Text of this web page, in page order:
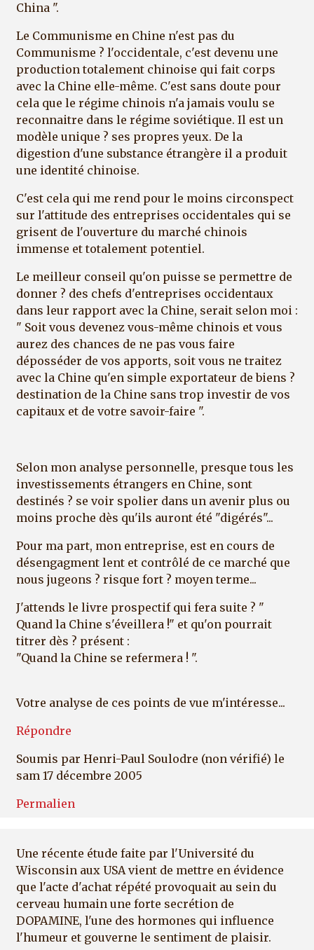
China ".
Le Communisme en Chine n'est pas du
Communisme ? l'occidentale, c'est devenu une
production totalement chinoise qui fait corps
avec la Chine elle-même. C'est sans doute pour
cela que le régime chinois n'a jamais voulu se
reconnaitre dans le régime soviétique. Il est un
modèle unique ? ses propres yeux. De la
digestion d'une substance étrangère il a produit
une identité chinoise.
C'est cela qui me rend pour le moins circonspect
sur l'attitude des entreprises occidentales qui se
grisent de l'ouverture du marché chinois
immense et totalement potentiel.
Le meilleur conseil qu'on puisse se permettre de
donner ? des chefs d'entreprises occidentaux
dans leur rapport avec la Chine, serait selon moi :
" Soit vous devenez vous-même chinois et vous
aurez des chances de ne pas vous faire
déposséder de vos apports, soit vous ne traitez
avec la Chine qu'en simple exportateur de biens ?
destination de la Chine sans trop investir de vos
capitaux et de votre savoir-faire ".
Selon mon analyse personnelle, presque tous les
investissements étrangers en Chine, sont
destinés ? se voir spolier dans un avenir plus ou
moins proche dès qu'ils auront été "digérés"...
Pour ma part, mon entreprise, est en cours de
désengagment lent et contrôlé de ce marché que
nous jugeons ? risque fort ? moyen terme...
J'attends le livre prospectif qui fera suite ? "
Quand la Chine s'éveillera !" et qu'on pourrait
titrer dès ? présent :
"Quand la Chine se refermera ! ".
Votre analyse de ces points de vue m'intéresse...
Répondre
Soumis par Henri-Paul Soulodre (non vérifié) le
sam 17 décembre 2005
Permalien
Une récente étude faite par l'Université du
Wisconsin aux USA vient de mettre en évidence
que l'acte d'achat répété provoquait au sein du
cerveau humain une forte secrétion de
DOPAMINE, l'une des hormones qui influence
l'humeur et gouverne le sentiment de plaisir.